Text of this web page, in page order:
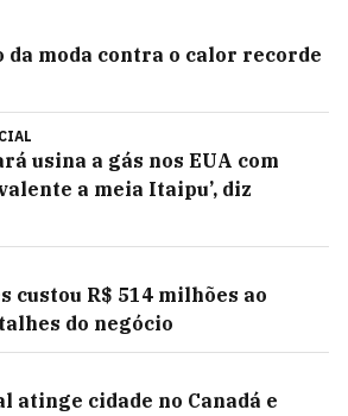
da moda contra o calor recorde
usina a gás nos EUA com
a meia Itaipu’, diz
custou R$ 514 milhões ao
do negócio
atinge cidade no Canadá e